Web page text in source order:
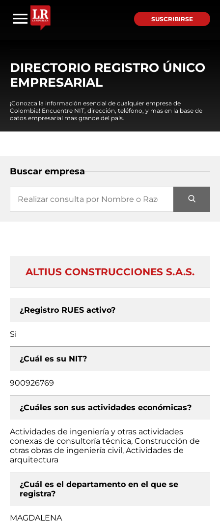
SUSCRIBIRSE
DIRECTORIO REGISTRO ÚNICO
EMPRESARIAL
¡Conozca la información esencial de cualquier empresa de
Colombia! Encuentre NIT, dirección, teléfono, y mas en la base de
datos empresarial mas grande del país.
Buscar empresa
ALTIUS CONSTRUCCIONES S.A.S.
¿Registro RUES activo?
Si
¿Cuál es su NIT?
900926769
¿Cuáles son sus actividades económicas?
Actividades de ingeniería y otras actividades
conexas de consultoría técnica, Construcción de
otras obras de ingeniería civil, Actividades de
arquitectura
¿Cuál es el departamento en el que se
registra?
MAGDALENA